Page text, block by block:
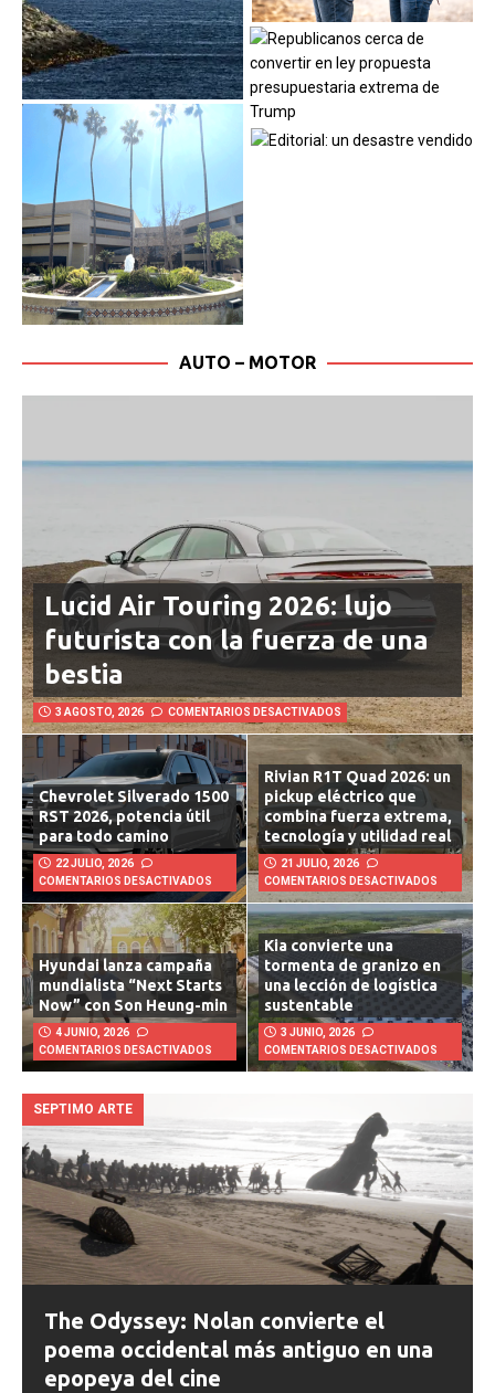
AUTO – MOTOR
Lucid Air Touring 2026: lujo
futurista con la fuerza de una
bestia
3 AGOSTO, 2026 COMENTARIOS DESACTIVADOS
Chevrolet Silverado 1500
RST 2026, potencia útil
para todo camino
22 JULIO, 2026
COMENTARIOS DESACTIVADOS
Rivian R1T Quad 2026: un
pickup eléctrico que
combina fuerza extrema,
tecnología y utilidad real
21 JULIO, 2026
COMENTARIOS DESACTIVADOS
Hyundai lanza campaña
mundialista “Next Starts
Now” con Son Heung-min
4 JUNIO, 2026
COMENTARIOS DESACTIVADOS
Kia convierte una
tormenta de granizo en
una lección de logística
sustentable
3 JUNIO, 2026
COMENTARIOS DESACTIVADOS
SEPTIMO ARTE
The Odyssey: Nolan convierte el
poema occidental más antiguo en una